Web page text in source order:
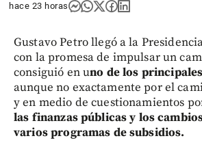
hace 23 horas
Gustavo Petro llegó a la
con la promesa de impulsar un
consiguió en uno de los
aunque no exactamente por el
y en medio de cuestionamientos
las finanzas públicas y los
varios programas de subsidios.